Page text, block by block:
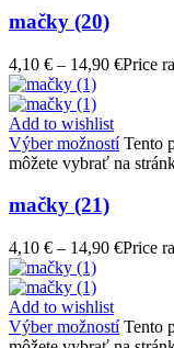
mačky (20)
4,10 € – 14,90 €Price
Add to wishlist
Výber možností Tento
môžete vybrať na
mačky (21)
4,10 € – 14,90 €Price
Add to wishlist
Výber možností Tento